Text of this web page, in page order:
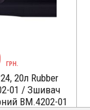
ГРН.
20л Rubber
01 / Зшивач
ВМ.4202-01